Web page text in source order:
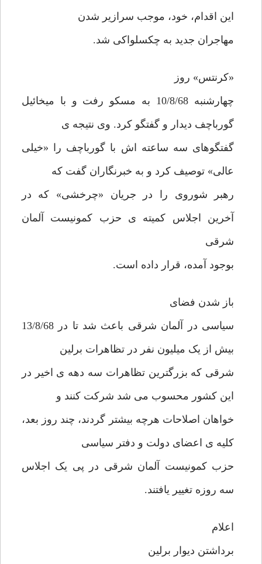
این اقدام، خود، موجب سرازیر شدن
مهاجران جدید به چکسلواکی شد.
«کرنتس» روز
چهارشنبه 10/8/68 به مسکو رفت و با میخائیل
گورباچف دیدار و گفتگو کرد. وی نتیجه ی
گفتگوهای سه ساعته اش با گورباچف را «خیلی
عالی» توصیف کرد و به خبرنگاران گفت که
رهبر شوروی را در جریان «چرخشی» که در
آخرین اجلاس کمیته ی حزب کمونیست آلمان
شرقی
بوجود آمده، قرار داده است.
باز شدن فضای
سیاسی در آلمان شرقی باعث شد تا در 13/8/68
بیش از یک میلیون نفر در تظاهرات برلین
شرقی که بزرگترین تظاهرات سه دهه ی اخیر در
این کشور محسوب می شد شرکت کنند و
خواهان اصلاحات هرچه بیشتر گردند، چند روز بعد،
کلیه ی اعضای دولت و دفتر سیاسی
حزب کمونیست آلمان شرقی در پی یک اجلاس
سه روزه تغییر یافتند.
اعلام
برداشتن دیوار برلین